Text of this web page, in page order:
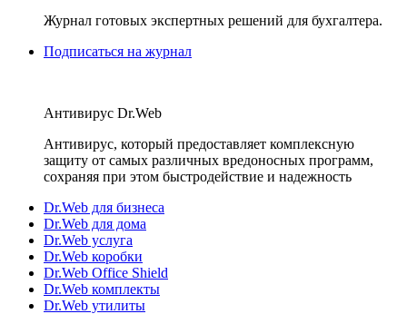
Журнал готовых экспертных решений для бухгалтера.
Подписаться на журнал
Антивирус Dr.Web
Антивирус, который предоставляет комплексную
защиту от самых различных вредоносных программ,
сохраняя при этом быстродействие и надежность
Dr.Web для бизнеса
Dr.Web для дома
Dr.Web услуга
Dr.Web коробки
Dr.Web Office Shield
Dr.Web комплекты
Dr.Web утилиты